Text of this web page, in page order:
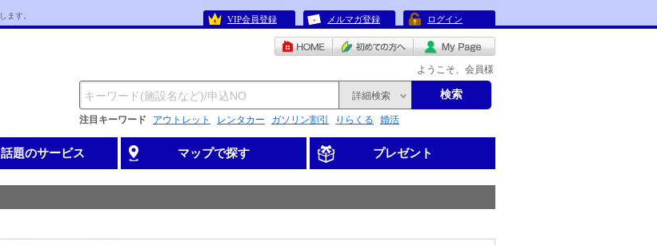
ます。 VIP会員登録 メルマガ登録 ログイン
ようこそ、会員様
詳細検索 検索
注目キーワード アウトレット レンタカー ガソリン割引 りらくる 婚活
題のサービス マップで探す プレゼント